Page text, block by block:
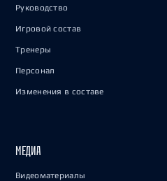
Руководство
Игровой состав
Тренеры
Персонал
Изменения в составе
МЕДИА
Видеоматериалы